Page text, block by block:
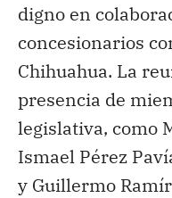
digno en
concesionarios
Chihuahua. La
presencia de
legislativa, como
Ismael Pérez
y Guillermo